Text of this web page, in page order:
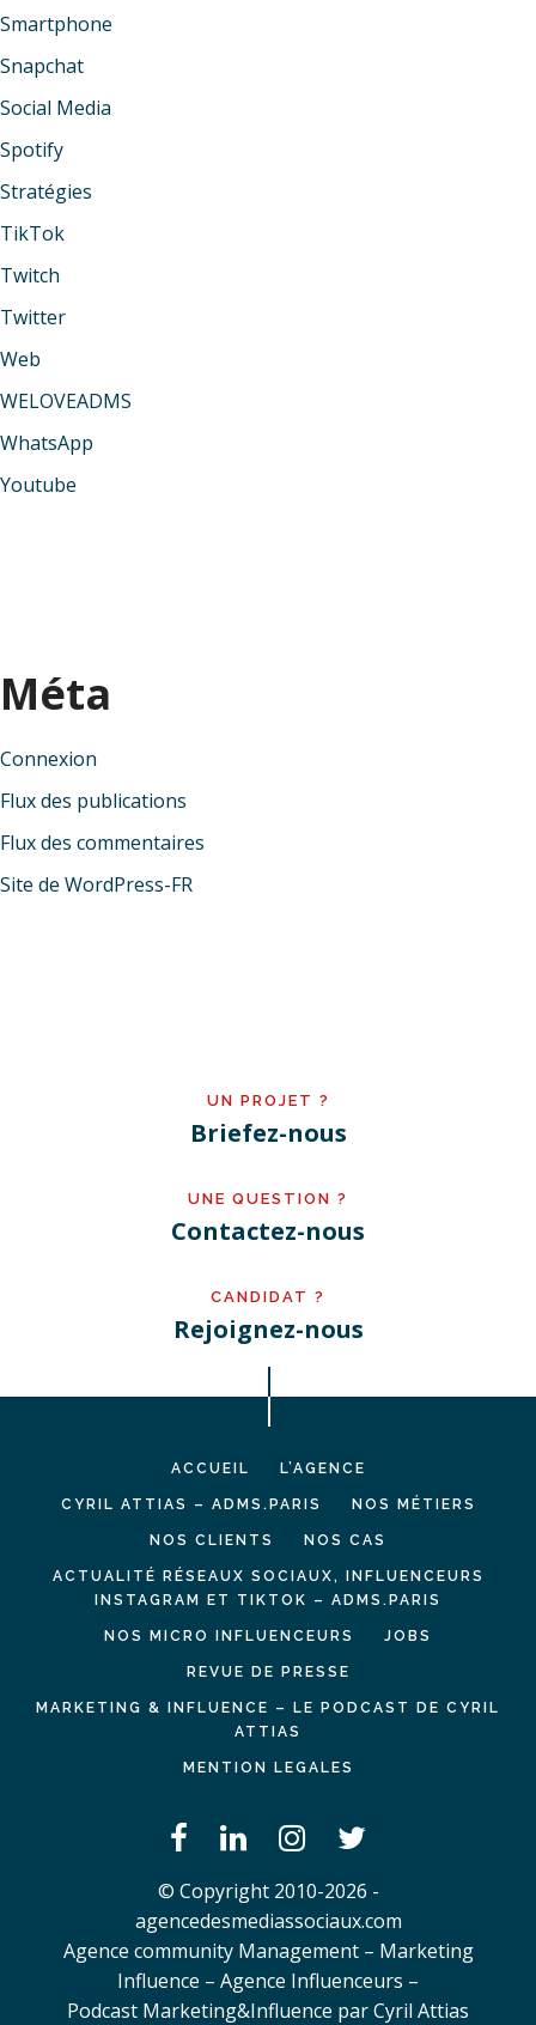
Smartphone
Snapchat
Social Media
Spotify
Stratégies
TikTok
Twitch
Twitter
Web
WELOVEADMS
WhatsApp
Youtube
Méta
Connexion
Flux des publications
Flux des commentaires
Site de WordPress-FR
UN PROJET ?
Briefez-nous
UNE QUESTION ?
Contactez-nous
CANDIDAT ?
Rejoignez-nous
ACCUEIL L’AGENCE
CYRIL ATTIAS – ADMS.PARIS NOS MÉTIERS
NOS CLIENTS NOS CAS
ACTUALITÉ RÉSEAUX SOCIAUX, INFLUENCEURS
INSTAGRAM ET TIKTOK – ADMS.PARIS
NOS MICRO INFLUENCEURS JOBS
REVUE DE PRESSE
MARKETING & INFLUENCE – LE PODCAST DE CYRIL
ATTIAS
MENTION LEGALES
© Copyright 2010-2026 -
agencedesmediassociaux.com
Agence community Management – Marketing
Influence – Agence Influenceurs –
Podcast Marketing&Influence par Cyril Attias